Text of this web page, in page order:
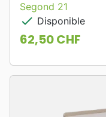
Segond 21
check Disponible
Prix
62,50 CHF